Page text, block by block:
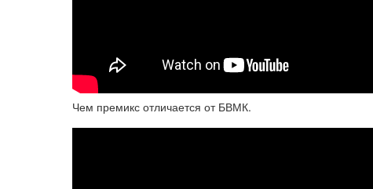
Чем премикс отличается от БВМК.